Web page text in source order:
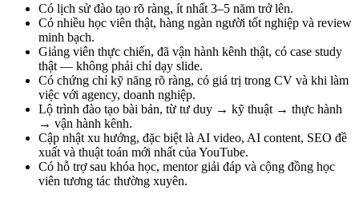
Có lịch sử đào tạo rõ ràng, ít nhất 3–5 năm trở lên.
Có nhiều học viên thật, hàng ngàn người tốt nghiệp và review
minh bạch.
Giảng viên thực chiến, đã vận hành kênh thật, có case study
thật — không phải chỉ dạy slide.
Có chứng chỉ kỹ năng rõ ràng, có giá trị trong CV và khi làm
việc với agency, doanh nghiệp.
Lộ trình đào tạo bài bản, từ tư duy → kỹ thuật → thực hành
→ vận hành kênh.
Cập nhật xu hướng, đặc biệt là AI video, AI content, SEO đề
xuất và thuật toán mới nhất của YouTube.
Có hỗ trợ sau khóa học, mentor giải đáp và cộng đồng học
viên tương tác thường xuyên.